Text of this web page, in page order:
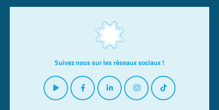
Suivez nous sur les réseaux sociaux !